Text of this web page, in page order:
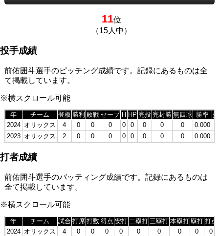
11位
（15人中）
投手成績
前佑囲斗選手のピッチング成績です。記録にあるものは全
て掲載しています。
※横スクロール可能
年 チーム 登板 勝利 敗戦 セーブ H HP 完投 完封勝 無四球 勝率
2024 オリックス 4 0 0 0 0 0 0 0 0 0.000
2023 オリックス 2 0 0 0 0 0 0 0 0 0.000
打者成績
前佑囲斗選手のバッティング成績です。記録にあるものは
全て掲載しています。
※横スクロール可能
年 チーム 試合 打席 打数 得点 安打 二塁打 三塁打 本塁打 塁打 打点
2024 オリックス 4 0 0 0 0 0 0 0 0
0